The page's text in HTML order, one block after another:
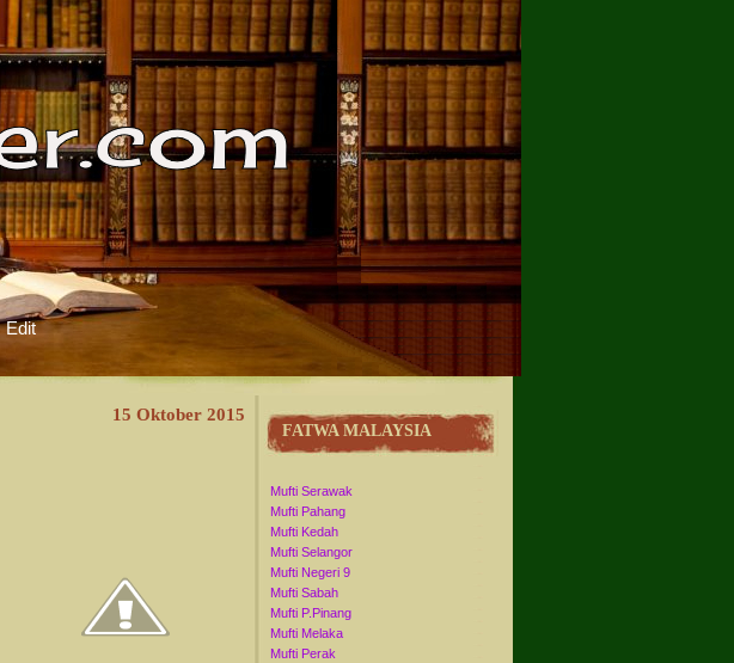
Edit
15 Oktober 2015
FATWA MALAYSIA
Mufti Serawak
Mufti Pahang
Mufti Kedah
Mufti Selangor
Mufti Negeri 9
Mufti Sabah
Mufti P.Pinang
Mufti Melaka
Mufti Perak